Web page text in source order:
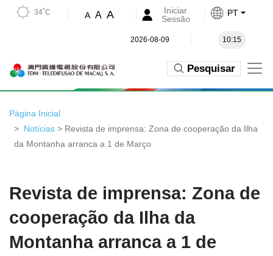
34˚C A A A
Iniciar
Sessão
PT
2026-08-09 10:15
Pesquisar
Página Inicial
Notícias > Revista de imprensa: Zona de cooperação da Ilha
da Montanha arranca a 1 de Março
Revista de imprensa: Zona de
cooperação da Ilha da
Montanha arranca a 1 de